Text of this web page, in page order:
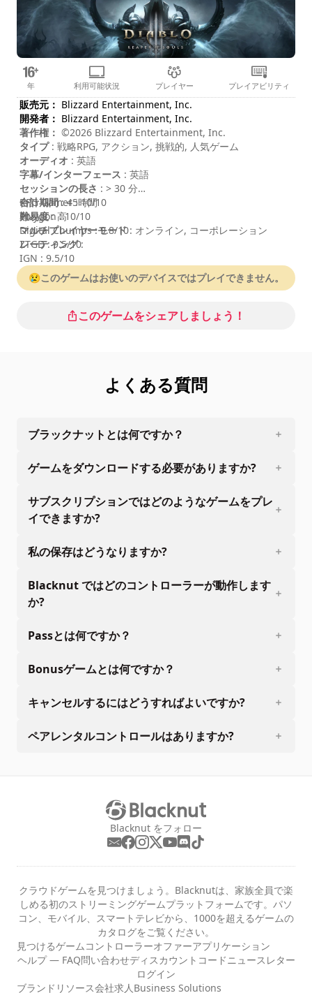
年 利用可能状況 プレイヤー プレイアビリティ
販売元： Blizzard Entertainment, Inc.
開発者： Blizzard Entertainment, Inc.
著作権： ©2026 Blizzard Entertainment, Inc.
タイプ: 戦略RPG, アクション, 挑戦的, 人気ゲーム
オーディオ : 英語
字幕/インターフェース : 英語
セッションの長さ : > 30 分
合計期間: 45時間
難易度: 高
マルチプレイヤーモード: オンライン, コーポレーション
レーティング:
RPG Gamer : 10/10
Polygon : 10/10
Digital Chumps : 9.8/10
ZTGD : 9.5/10
IGN : 9.5/10
😢このゲームはお使いのデバイスではプレイできません。
このゲームをシェアしましょう！
よくある質問
ブラックナットとは何ですか？
ゲームをダウンロードする必要がありますか?
サブスクリプションではどのようなゲームをプレ
イできますか?
私の保存はどうなりますか?
Blacknut ではどのコントローラーが動作します
か?
Passとは何ですか？
Bonusゲームとは何ですか？
キャンセルするにはどうすればよいですか?
ペアレンタルコントロールはありますか?
Blacknut をフォロー
クラウドゲームを見つけましょう。Blacknutは、家族全員で楽
しめる初のストリーミングゲームプラットフォームです。パソ
コン、モバイル、スマートテレビから、1000を超えるゲームの
カタログをご覧ください。
見つけるゲーム コントローラーオファーアプリケーション
ヘルプ — FAQ問い合わせディスカウントコード ニュースレター
ログイン
ブランドリソース会社求人 Business Solutions